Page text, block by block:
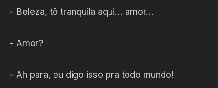
- Beleza, tô tranquila aqui… amor…
- Amor?
- Ah para, eu digo isso pra todo mundo!